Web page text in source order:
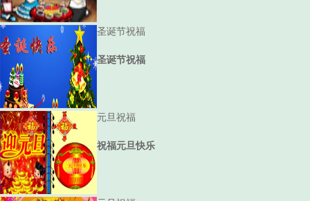
圣诞节祝福
圣诞节祝福
元旦祝福
祝福元旦快乐